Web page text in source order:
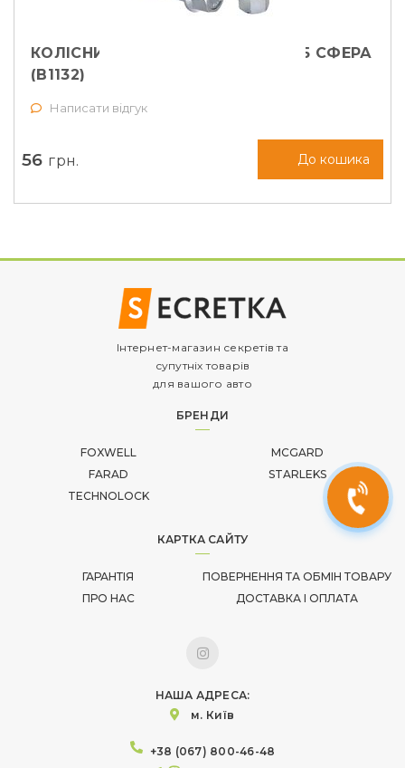
КОЛІСНИЙ БОЛТ ELLIS M14X1,5X45 СФЕРА
(B1132)
Написати відгук
56 грн. До кошика
Інтернет-магазин секретів та
супутніх товарів
для вашого авто
БРЕНДИ
FOXWELL
MCGARD
FARAD
STARLEKS
TECHNOLOCK
КАРТКА САЙТУ
ГАРАНТІЯ
ПОВЕРНЕННЯ ТА ОБМІН ТОВАРУ
ПРО НАС
ДОСТАВКА І ОПЛАТА
НАША АДРЕСА:
м. Київ
+38 (067) 800-46-48